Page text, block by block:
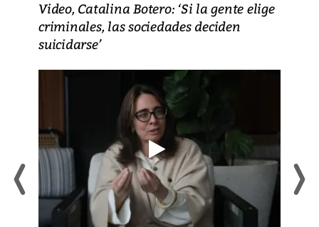
Video, Catalina Botero: ‘Si la gente elige
criminales, las sociedades deciden
suicidarse’